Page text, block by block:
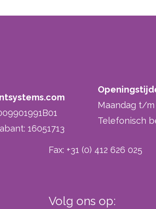
16051713
Maandag t/m
Telefonisch
Fax: +31 (0) 412 626 025
Volg ons op: